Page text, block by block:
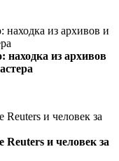
из архивов
Reuters и человек за